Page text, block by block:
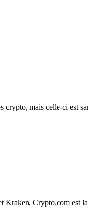
crypto, mais celle-ci est
Kraken, Crypto.com est